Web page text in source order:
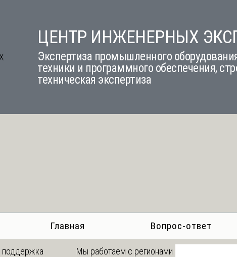
ЦЕНТР ИНЖЕНЕРНЫХ
Экспертиза промышленного
техники и программного обеспечения,
техническая экспертиза
Главная Вопрос-ответ
Мы работаем с регионами